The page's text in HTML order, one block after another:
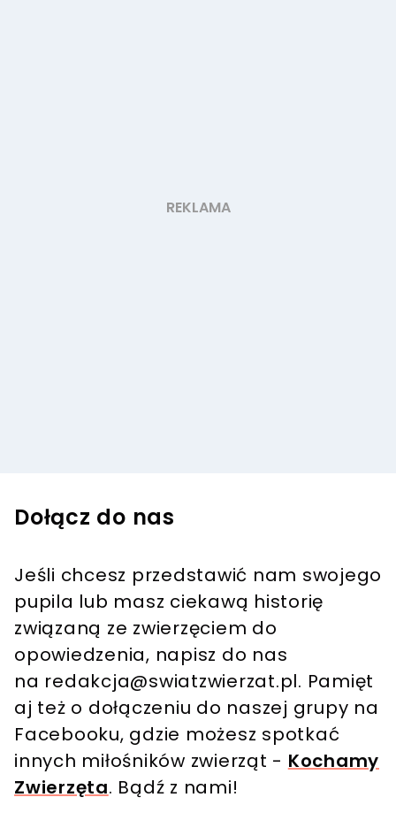
Dołącz do nas
Jeśli chcesz przedstawić nam swojego
pupila lub masz ciekawą historię
związaną ze zwierzęciem do
opowiedzenia, napisz do nas
na redakcja@swiatzwierzat.pl. Pamięt
aj też o dołączeniu do naszej grupy na
Facebooku, gdzie możesz spotkać
innych miłośników zwierząt - Kochamy
Zwierzęta. Bądź z nami!